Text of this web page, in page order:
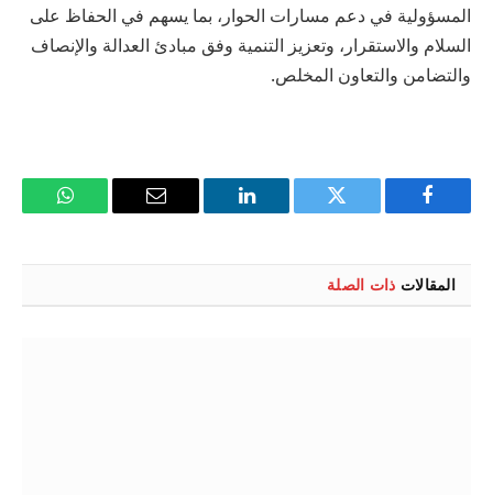
المسؤولية في دعم مسارات الحوار، بما يسهم في الحفاظ على
السلام والاستقرار، وتعزيز التنمية وفق مبادئ العدالة والإنصاف
والتضامن والتعاون المخلص.
فيسبوك تويتر لينكدإن
البريد
واتساب
المقالات ذات الصلة